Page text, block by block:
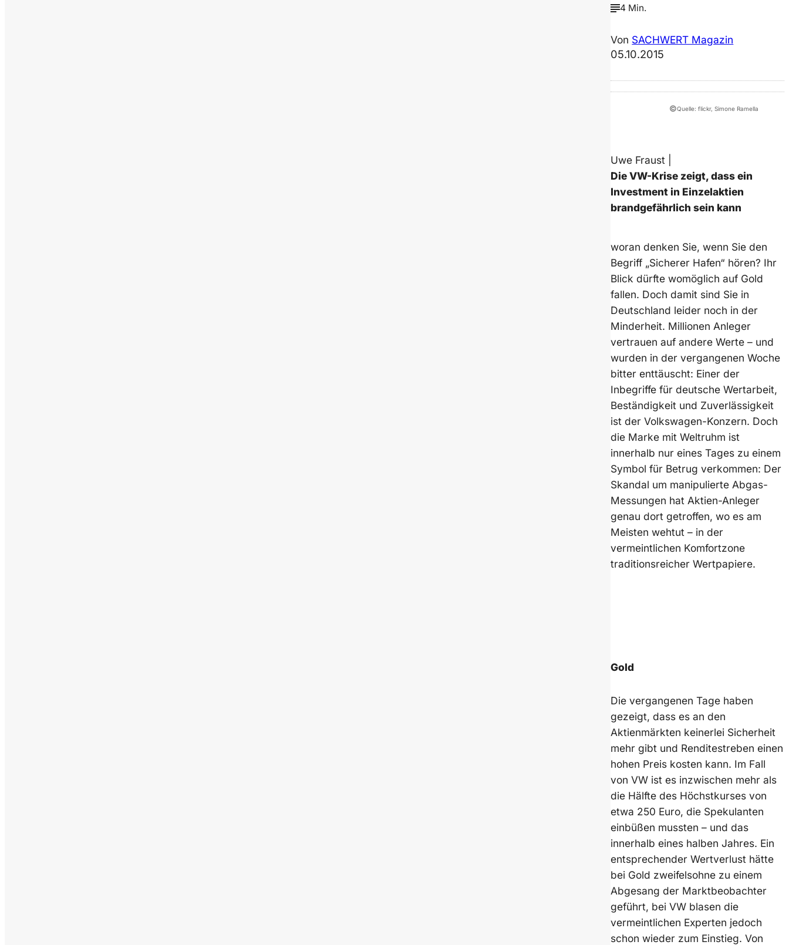
4 Min.
Von SACHWERT Magazin
05.10.2015
©Quelle: flickr, Simone Ramella
Uwe Fraust |
Die VW-Krise zeigt, dass ein
Investment in Einzelaktien
brandgefährlich sein kann
woran denken Sie, wenn Sie den
Begriff „Sicherer Hafen“ hören? Ihr
Blick dürfte womöglich auf Gold
fallen. Doch damit sind Sie in
Deutschland leider noch in der
Minderheit. Millionen Anleger
vertrauen auf andere Werte – und
wurden in der vergangenen Woche
bitter enttäuscht: Einer der
Inbegriffe für deutsche Wertarbeit,
Beständigkeit und Zuverlässigkeit
ist der Volkswagen-Konzern. Doch
die Marke mit Weltruhm ist
innerhalb nur eines Tages zu einem
Symbol für Betrug verkommen: Der
Skandal um manipulierte Abgas-
Messungen hat Aktien-Anleger
genau dort getroffen, wo es am
Meisten wehtut – in der
vermeintlichen Komfortzone
traditionsreicher Wertpapiere.
Gold
Die vergangenen Tage haben
gezeigt, dass es an den
Aktienmärkten keinerlei Sicherheit
mehr gibt und Renditestreben einen
hohen Preis kosten kann. Im Fall
von VW ist es inzwischen mehr als
die Hälfte des Höchstkurses von
etwa 250 Euro, die Spekulanten
einbüßen mussten – und das
innerhalb eines halben Jahres. Ein
entsprechender Wertverlust hätte
bei Gold zweifelsohne zu einem
Abgesang der Marktbeobachter
geführt, bei VW blasen die
vermeintlichen Experten jedoch
schon wieder zum Einstieg. Von